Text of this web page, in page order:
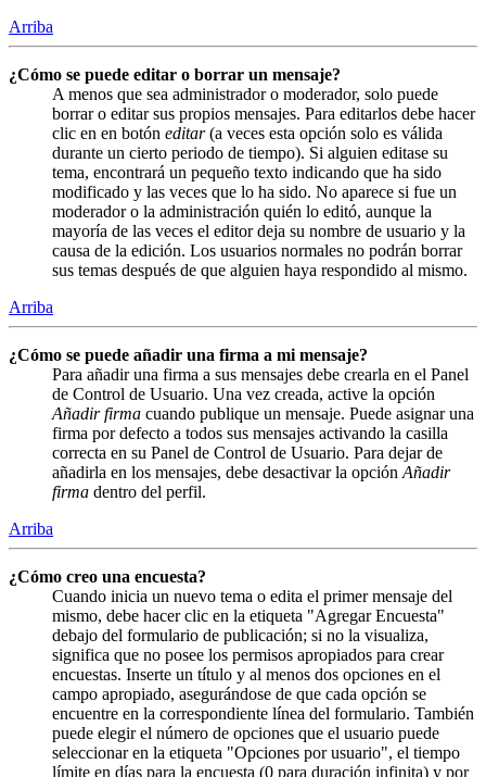
Arriba
¿Cómo se puede editar o borrar un mensaje?
A menos que sea administrador o moderador, solo puede
borrar o editar sus propios mensajes. Para editarlos debe hacer
clic en en botón editar(a veces esta opción solo es válida
durante un cierto periodo de tiempo). Si alguien editase su
tema, encontrará un pequeño texto indicando que ha sido
modificado y las veces que lo ha sido. No aparece si fue un
moderador o la administración quién lo editó, aunque la
mayoría de las veces el editor deja su nombre de usuario y la
causa de la edición. Los usuarios normales no podrán borrar
sus temas después de que alguien haya respondido al mismo.
Arriba
¿Cómo se puede añadir una firma a mi mensaje?
Para añadir una firma a sus mensajes debe crearla en el Panel
de Control de Usuario. Una vez creada, active la opción
Añadir firma cuando publique un mensaje. Puede asignar una
firma por defecto a todos sus mensajes activando la casilla
correcta en su Panel de Control de Usuario. Para dejar de
añadirla en los mensajes, debe desactivar la opción Añadir
firma dentro del perfil.
Arriba
¿Cómo creo una encuesta?
Cuando inicia un nuevo tema o edita el primer mensaje del
mismo, debe hacer clic en la etiqueta "Agregar Encuesta"
debajo del formulario de publicación; si no la visualiza,
significa que no posee los permisos apropiados para crear
encuestas. Inserte un título y al menos dos opciones en el
campo apropiado, asegurándose de que cada opción se
encuentre en la correspondiente línea del formulario. También
puede elegir el número de opciones que el usuario puede
seleccionar en la etiqueta "Opciones por usuario", el tiempo
límite en días para la encuesta (0 para duración infinita) y por